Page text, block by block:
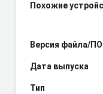
Похожие
Версия файла/ПО
Дата выпуска
Тип